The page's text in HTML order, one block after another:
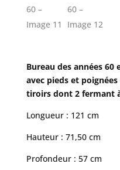
Bureau des années 60
avec pieds et
tiroirs dont 2 fermant
Longueur : 121 cm
Hauteur : 71,50 cm
Profondeur : 57 cm